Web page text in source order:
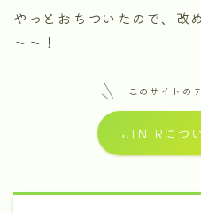
やっとおちついたので、改
～～！
このサイトの
JIN:Rにつ